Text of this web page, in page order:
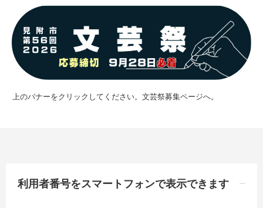
上のバナーをクリックしてください。文芸祭募集ページへ。
利用者番号をスマートフォンで表示できます